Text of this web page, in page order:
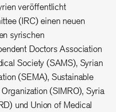
veröffentlicht
(IRC) einen neuen
syrischen
Doctors Association
Society (SAMS), Syrian
(SEMA), Sustainable
(SIMRO), Syria
und Union of Medical